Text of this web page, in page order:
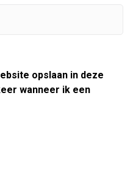
opslaan in deze
wanneer ik een